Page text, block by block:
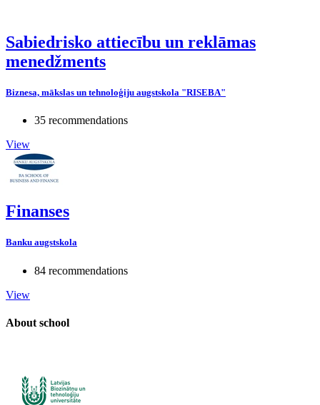
Sabiedrisko attiecību un reklāmas
menedžments
Biznesa, mākslas un tehnoloģiju augstskola "RISEBA"
35 recommendations
View
Finanses
Banku augstskola
84 recommendations
View
About school